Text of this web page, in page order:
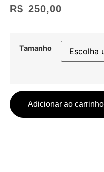
R$ 250,00
Tamanho
Adicionar ao carrinho